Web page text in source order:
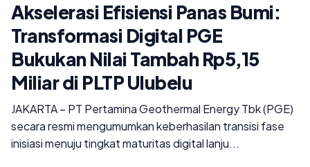
Akselerasi Efisiensi Panas Bumi:
Transformasi Digital PGE
Bukukan Nilai Tambah Rp5,15
Miliar di PLTP Ulubelu
JAKARTA – PT Pertamina Geothermal Energy Tbk (PGE)
secara resmi mengumumkan keberhasilan transisi fase
inisiasi menuju tingkat maturitas digital lanju...